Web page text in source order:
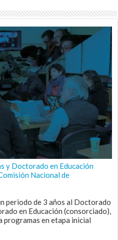
y Doctorado en Educación
Nacional de
periodo de 3 años al Doctorado
en Educación (consorciado),
programas en etapa inicial